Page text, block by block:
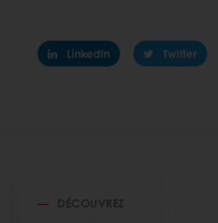
LinkedIn Twitter
DÉCOUVREZ